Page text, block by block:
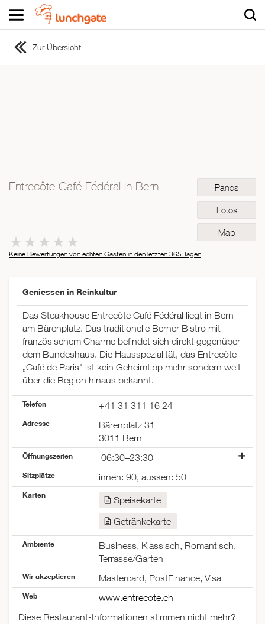
ZUR STARTSEITE
Mexikanisch
Zur Übersicht
Panos
Fotos
Map
Entrecôte Café Fédéral in Bern
Keine Bewertungen von echten Gästen in den letzten 365 Tagen
Geniessen in Reinkultur
Das Steakhouse Entrecôte Café Fédéral liegt in Bern
am Bärenplatz. Das traditionelle Berner Bistro mit
französischem Charme befindet sich direkt gegenüber
dem Bundeshaus. Die Hausspezialität, das Entrecôte
„Café de Paris" ist kein Geheimtipp mehr sondern weit
über die Region hinaus bekannt.
Telefon +41 31 311 16 24
Adresse
Bärenplatz 31
3011 Bern
Öffnungszeiten
06:30–23:30
Montag
Mittwoch
Samstag
Sonntag
06:30–23:30
06:30–23:30
06:30–23:30
06:30–00:30
06:30–00:30
09:00–23:30
Sitzplätze innen: 90, aussen: 50
Karten
Speisekarte
Getränkekarte
Ambiente
Business, Klassisch, Romantisch,
Terrasse/Garten
Wir akzeptieren Mastercard, PostFinance, Visa
Web
www.entrecote.ch
Diese Restaurant-Informationen stimmen nicht mehr?